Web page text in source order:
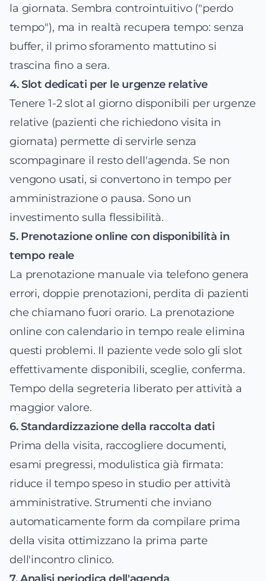
la giornata. Sembra controintuitivo ("perdo
tempo"), ma in realtà recupera tempo: senza
buffer, il primo sforamento mattutino si
trascina fino a sera.
4. Slot dedicati per le urgenze relative
Tenere 1-2 slot al giorno disponibili per urgenze
relative (pazienti che richiedono visita in
giornata) permette di servirle senza
scompaginare il resto dell'agenda. Se non
vengono usati, si convertono in tempo per
amministrazione o pausa. Sono un
investimento sulla flessibilità.
5. Prenotazione online con disponibilità in
tempo reale
La prenotazione manuale via telefono genera
errori, doppie prenotazioni, perdita di pazienti
che chiamano fuori orario. La prenotazione
online con calendario in tempo reale elimina
questi problemi. Il paziente vede solo gli slot
effettivamente disponibili, sceglie, conferma.
Tempo della segreteria liberato per attività a
maggior valore.
6. Standardizzazione della raccolta dati
Prima della visita, raccogliere documenti,
esami pregressi, modulistica già firmata:
riduce il tempo speso in studio per attività
amministrative. Strumenti che inviano
automaticamente form da compilare prima
della visita ottimizzano la prima parte
dell'incontro clinico.